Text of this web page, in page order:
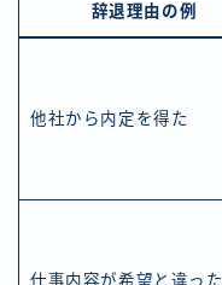
辞退理由の例
他社から内定を得た
仕事内容が希望と違った